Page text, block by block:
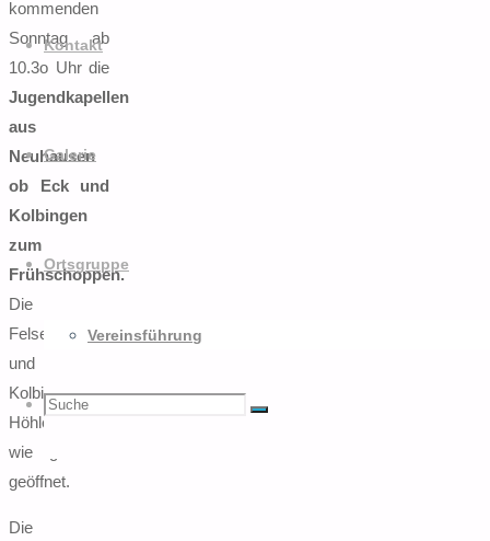
Kontakt
Galerie
Ortsgruppe
Vereinsführung
Suche
Suchen
Suche
kommenden
Sonntag ab
10.3o Uhr die
Jugendkapellen
aus
Neuhausen
ob Eck und
Kolbingen
zum
Frühschoppen.
Die
Felsenhütte
und die
Kolbinger
Höhle sind
wie gewohnt
geöffnet.
Die